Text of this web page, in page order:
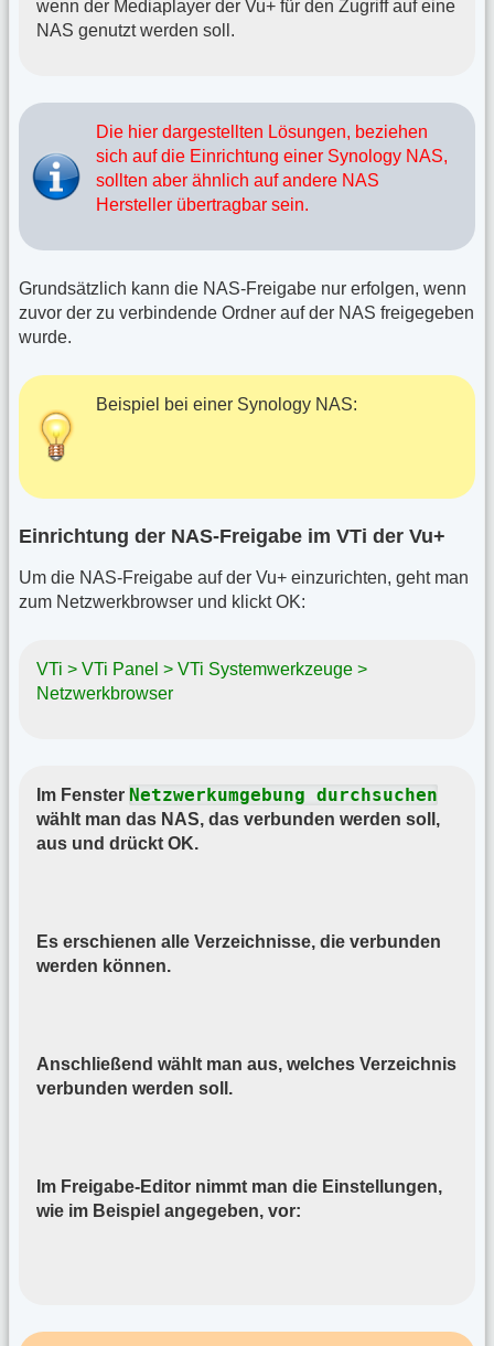
wenn der Mediaplayer der Vu+ für den Zugriff auf eine
NAS genutzt werden soll.
Die hier dargestellten Lösungen, beziehen
sich auf die Einrichtung einer Synology NAS,
sollten aber ähnlich auf andere NAS
Hersteller übertragbar sein.
Grundsätzlich kann die NAS-Freigabe nur erfolgen, wenn
zuvor der zu verbindende Ordner auf der NAS freigegeben
wurde.
Beispiel bei einer Synology NAS:
Einrichtung der NAS-Freigabe im VTi der Vu+
Um die NAS-Freigabe auf der Vu+ einzurichten, geht man
zum Netzwerkbrowser und klickt OK:
VTi > VTi Panel > VTi Systemwerkzeuge >
Netzwerkbrowser
Im Fenster Netzwerkumgebung durchsuchen
wählt man das NAS, das verbunden werden soll,
aus und drückt OK.
Es erschienen alle Verzeichnisse, die verbunden
werden können.
Anschließend wählt man aus, welches Verzeichnis
verbunden werden soll.
Im Freigabe-Editor nimmt man die Einstellungen,
wie im Beispiel angegeben, vor: